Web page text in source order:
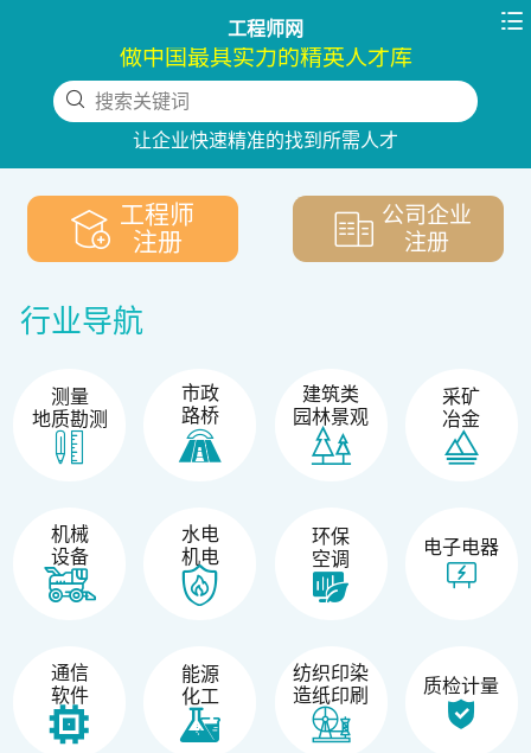
工程师网 
做中国最具实力的精英人才库
搜索关键词
让企业快速精准的找到所需人才
下拉刷新
工程师
注册
公司企业
注册
行业导航
测量
地质勘测
市政
路桥
建筑类
园林景观
采矿
冶金
机械
设备
水电
机电
环保
空调
电子电器
通信
软件
能源
化工
纺织印染
造纸印刷
质检计量